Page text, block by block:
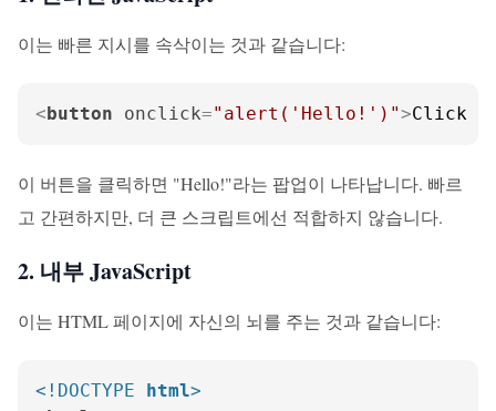
이는 빠른 지시를 속삭이는 것과 같습니다:
<button onclick="alert('Hello!')">Click
이 버튼을 클릭하면 "Hello!"라는 팝업이 나타납니다. 빠르
고 간편하지만, 더 큰 스크립트에선 적합하지 않습니다.
2. 내부 JavaScript
이는 HTML 페이지에 자신의 뇌를 주는 것과 같습니다:
<!DOCTYPE html>